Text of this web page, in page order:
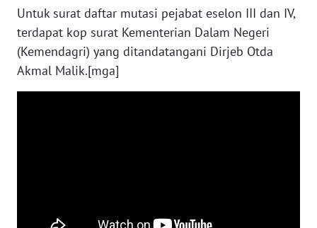
Untuk surat daftar mutasi pejabat eselon III dan IV,
terdapat kop surat Kementerian Dalam Negeri
(Kemendagri) yang ditandatangani Dirjeb Otda
Akmal Malik.[mga]
WN
SULTENG
WN